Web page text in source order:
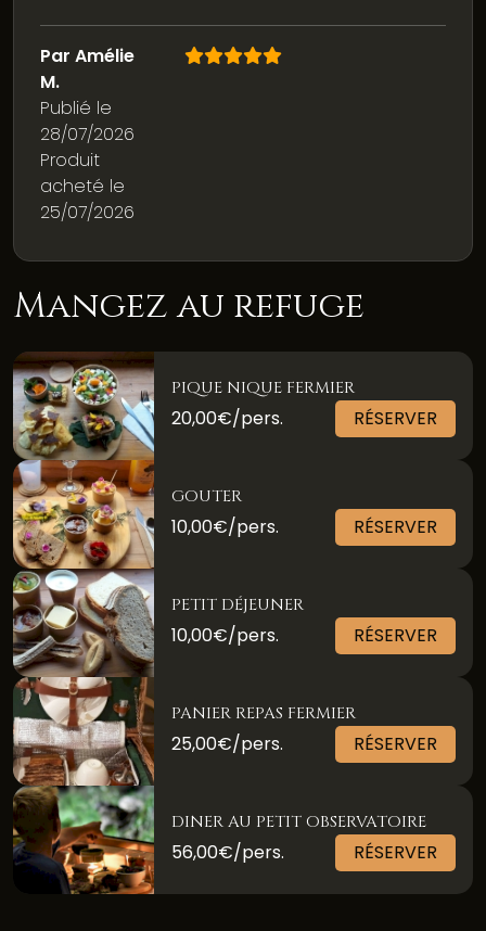
Par Amélie
M.
Publié le
28/07/2026
Produit
acheté le
25/07/2026
Mangez au refuge
PIQUE NIQUE FERMIER
20,00€/pers. RÉSERVER
GOUTER
10,00€/pers. RÉSERVER
PETIT DÉJEUNER
10,00€/pers. RÉSERVER
PANIER REPAS FERMIER
25,00€/pers. RÉSERVER
DINER AU PETIT OBSERVATOIRE
56,00€/pers. RÉSERVER